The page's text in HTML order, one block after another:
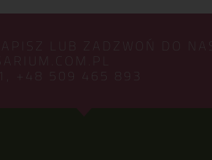
LUB ZADZWOŃ DO NAS!
+48 509 465 893